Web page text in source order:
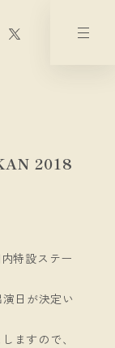
2018
特設ステー
日が決定い
ますので、